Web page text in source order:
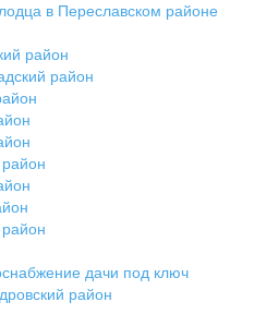
в Переславском районе
район
район
дачи под ключ
район